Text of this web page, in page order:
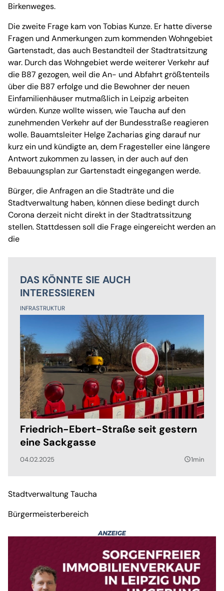
Birkenweges.
Die zweite Frage kam von Tobias Kunze. Er hatte diverse
Fragen und Anmerkungen zum kommenden Wohngebiet
Gartenstadt, das auch Bestandteil der Stadtratsitzung
war. Durch das Wohngebiet werde weiterer Verkehr auf
die B87 gezogen, weil die An- und Abfahrt größtenteils
über die B87 erfolge und die Bewohner der neuen
Einfamilienhäuser mutmaßlich in Leipzig arbeiten
würden. Kunze wollte wissen, wie Taucha auf den
zunehmenden Verkehr auf der Bundesstraße reagieren
wolle. Bauamtsleiter Helge Zacharias ging darauf nur
kurz ein und kündigte an, dem Fragesteller eine längere
Antwort zukommen zu lassen, in der auch auf den
Bebauungsplan zur Gartenstadt eingegangen werde.
Bürger, die Anfragen an die Stadträte und die
Stadtverwaltung haben, können diese bedingt durch
Corona derzeit nicht direkt in der Stadtratssitzung
stellen. Stattdessen soll die Frage eingereicht werden an
die
DAS KÖNNTE SIE AUCH
INTERESSIEREN
INFRASTRUKTUR
Friedrich-Ebert-Straße seit gestern
eine Sackgasse
04.02.2025 query_builder1min
Stadtverwaltung Taucha
Bürgermeisterbereich